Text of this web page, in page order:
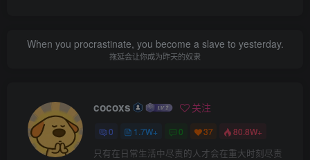
When you procrastinate, you become a slave to yesterday.
拖延会让你成为昨天的奴隶
cocoxs 关注
0 1.7W+ 0 37 80.8W+
只有在日常生活中尽责的人才会在重大时刻尽责